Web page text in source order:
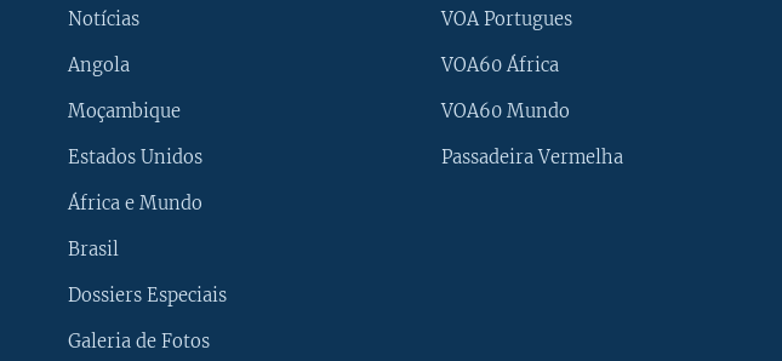
Notícias
Angola
Moçambique
Estados Unidos
África e Mundo
Brasil
Dossiers Especiais
Galeria de Fotos
VOA Portugues
VOA60 África
VOA60 Mundo
Passadeira Vermelha